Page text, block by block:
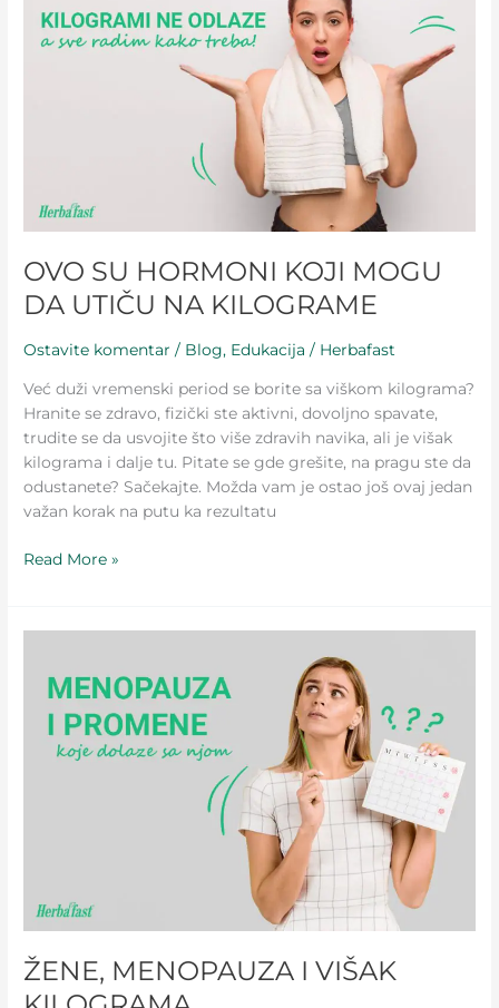
OVO SU HORMONI KOJI MOGU
DA UTIČU NA KILOGRAME
Ostavite komentar / Blog, Edukacija / Herbafast
Već duži vremenski period se borite sa viškom kilograma?
Hranite se zdravo, fizički ste aktivni, dovoljno spavate,
trudite se da usvojite što više zdravih navika, ali je višak
kilograma i dalje tu. Pitate se gde grešite, na pragu ste da
odustanete? Sačekajte. Možda vam je ostao još ovaj jedan
važan korak na putu ka rezultatu
KOJI
MOGU
Read More »
ŽENE, MENOPAUZA I VIŠAK
VIŠAK
KILOGRAMA